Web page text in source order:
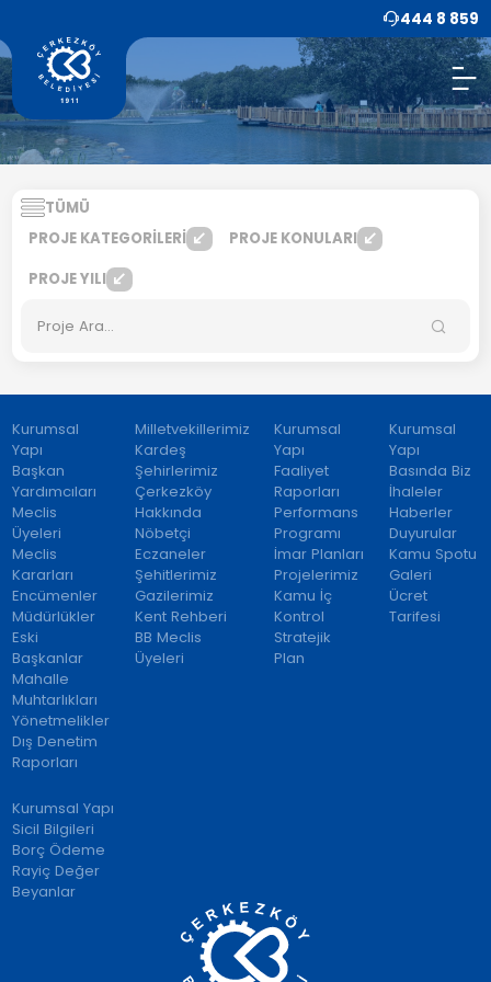
444 8 859
TÜMÜ
PROJE KATEGORİLERİ
PROJE KONULARI
PROJE YILI
Kurumsal
Yapı
Başkan
Yardımcıları
Meclis
Üyeleri
Meclis
Kararları
Encümenler
Müdürlükler
Eski
Başkanlar
Mahalle
Muhtarlıkları
Yönetmelikler
Dış Denetim
Raporları
Milletvekillerimiz
Kardeş
Şehirlerimiz
Çerkezköy
Hakkında
Nöbetçi
Eczaneler
Şehitlerimiz
Gazilerimiz
Kent Rehberi
BB Meclis
Üyeleri
Kurumsal
Yapı
Faaliyet
Raporları
Performans
Programı
İmar Planları
Projelerimiz
Kamu İç
Kontrol
Stratejik
Plan
Kurumsal
Yapı
Basında Biz
İhaleler
Haberler
Duyurular
Kamu Spotu
Galeri
Ücret
Tarifesi
Kurumsal Yapı
Sicil Bilgileri
Borç Ödeme
Rayiç Değer
Beyanlar